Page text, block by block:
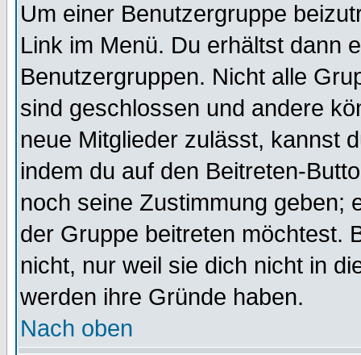
Um einer Benutzergruppe
Link im Menü. Du erhältst dann
Benutzergruppen. Nicht alle
sind geschlossen und andere
neue Mitglieder zulässt, kannst
indem du auf den Beitreten-
noch seine Zustimmung geben;
der Gruppe beitreten möchtest.
nicht, nur weil sie dich nicht in
werden ihre Gründe haben.
Nach oben